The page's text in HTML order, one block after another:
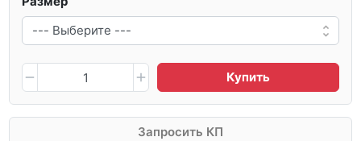
Купить
Запросить КП